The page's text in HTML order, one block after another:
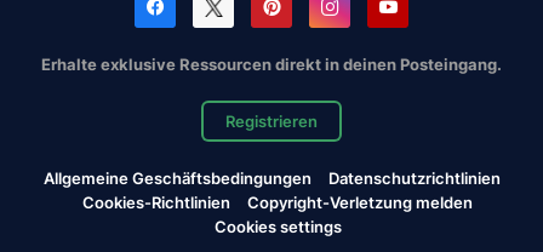
Erhalte exklusive Ressourcen direkt in deinen Posteingang.
Registrieren
Allgemeine Geschäftsbedingungen
Datenschutzrichtlinien
Cookies-Richtlinien
Copyright-Verletzung melden
Cookies settings